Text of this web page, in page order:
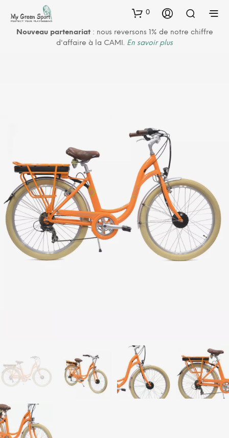
0
Nouveau partenariat: nous reversons 1% de notre chiffre
d'affaire à la CAMI. En savoir plus